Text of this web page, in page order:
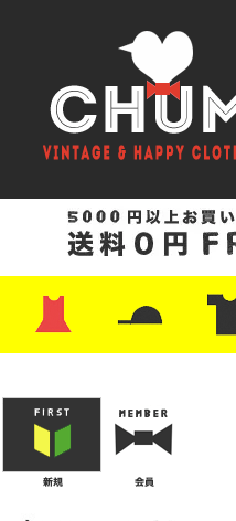
・レザーシューズ/スニー
・プリ
・バン
・キャ
・Nike/
・チャ
・サー
・ボー
・フッ
・タン